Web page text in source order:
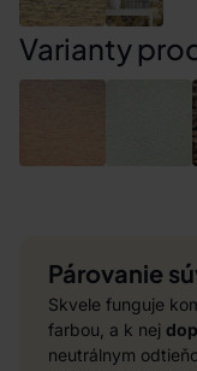
Varianty
Párovanie
Skvele funguje
farbou, a k nej
neutrálnym